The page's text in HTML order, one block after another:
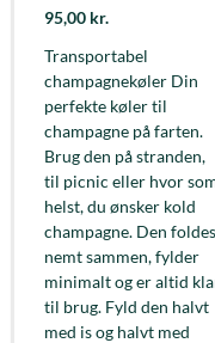
95,00 kr.
Transportabel
champagnekøler Din
perfekte køler til
champagne på farten.
Brug den på stranden,
til picnic eller hvor
helst, du ønsker kold
champagne. Den foldes
nemt sammen, fylder
minimalt og er altid
til brug. Fyld den halvt
med is og halvt med